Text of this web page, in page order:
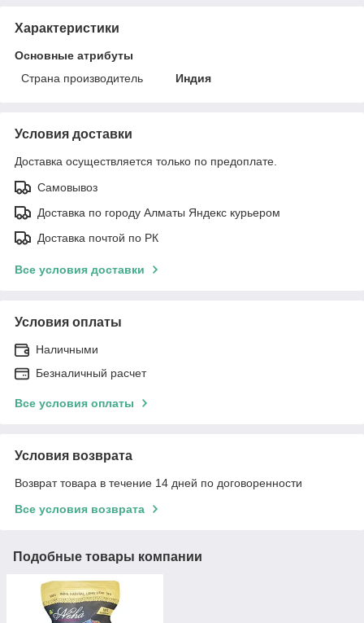
Характеристики
Основные атрибуты
Страна производитель
Индия
Условия доставки
Доставка осуществляется только по предоплате.
Самовывоз
Доставка по городу Алматы Яндекс курьером
Доставка почтой по РК
Все условия доставки
Условия оплаты
Наличными
Безналичный расчет
Все условия оплаты
Условия возврата
Возврат товара в течение 14 дней по договоренности
Все условия возврата
Подобные товары компании